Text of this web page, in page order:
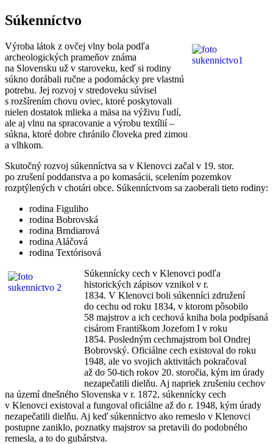
Súkenníctvo
Výroba látok z ovčej vlny bola podľa
archeologických prameňov známa
na Slovensku už v staroveku, keď si rodiny
súkno dorábali ručne a podomácky pre vlastnú
potrebu. Jej rozvoj v stredoveku súvisel
s rozšírením chovu oviec, ktoré poskytovali
nielen dostatok mlieka a mäsa na výživu ľudí,
ale aj vlnu na spracovanie a výrobu textílií –
súkna, ktoré dobre chránilo človeka pred zimou
a vlhkom.
Skutočný rozvoj súkenníctva sa v Klenovci začal v 19. stor.
po zrušení poddanstva a po komasácii, scelením pozemkov
rozptýlených v chotári obce. Súkenníctvom sa zaoberali tieto rodiny:
rodina Figuliho
rodina Bobrovská
rodina Brndiarová
rodina Aláčová
rodina Textórisová
Súkennícky cech v Klenovci podľa
historických zápisov vznikol v r.
1834. V Klenovci boli súkenníci združení
do cechu od roku 1834, v ktorom pôsobilo
58 majstrov a ich cechová kniha bola podpísaná
cisárom Františkom Jozefom I v roku
1854. Posledným cechmajstrom bol Ondrej
Bobrovský. Oficiálne cech existoval do roku
1948, ale vo svojich aktivitách pokračoval
až do 50-tich rokov 20. storočia, kým im úrady
nezapečatili dielňu. Aj napriek zrušeniu cechov
na území dnešného Slovenska v r. 1872, súkennícky cech
v Klenovci existoval a fungoval oficiálne až do r. 1948, kým úrady
nezapečatili dielňu. Aj keď súkenníctvo ako remeslo v Klenovci
postupne zaniklo, poznatky majstrov sa pretavili do podobného
remesla, a to do gubárstva.